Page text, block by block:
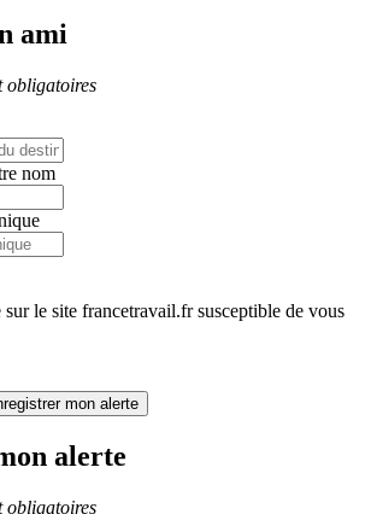
ami
obligatoires
nom
le site francetravail.fr susceptible de vous
mon alerte
alerte
obligatoires